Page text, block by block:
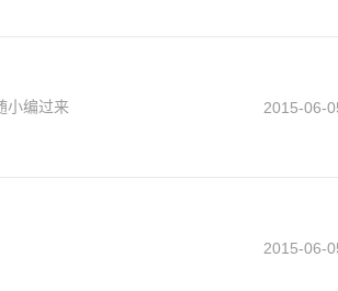
小编过来
2015-06-
2015-06-